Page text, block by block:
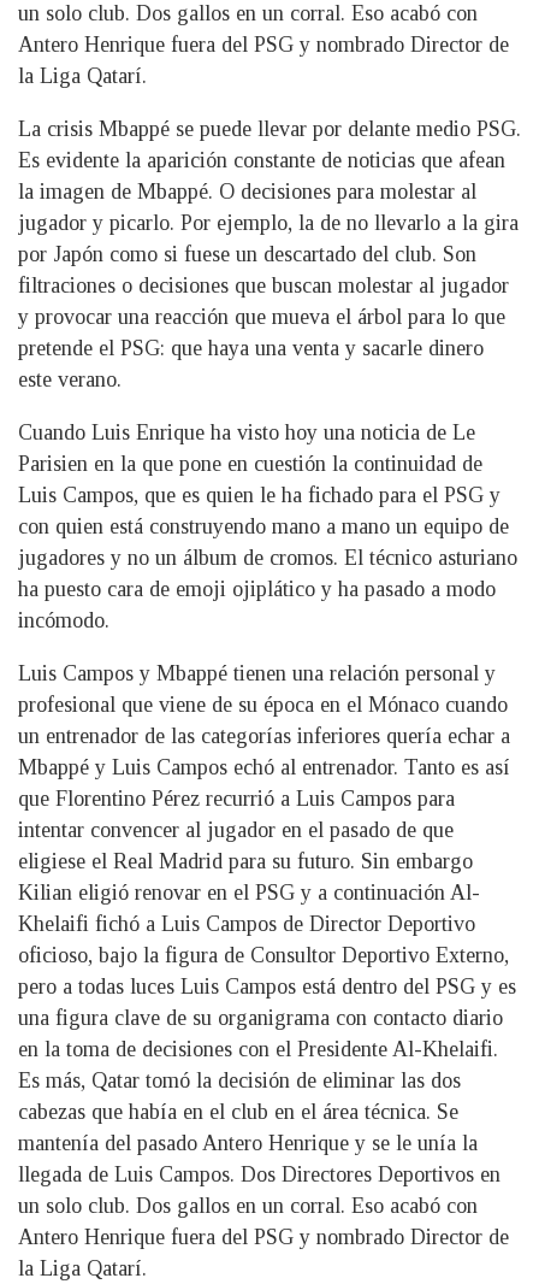
un solo club. Dos gallos en un corral. Eso acabó con
Antero Henrique fuera del PSG y nombrado Director de
la Liga Qatarí.
La crisis Mbappé se puede llevar por delante medio PSG.
Es evidente la aparición constante de noticias que afean
la imagen de Mbappé. O decisiones para molestar al
jugador y picarlo. Por ejemplo, la de no llevarlo a la gira
por Japón como si fuese un descartado del club. Son
filtraciones o decisiones que buscan molestar al jugador
y provocar una reacción que mueva el árbol para lo que
pretende el PSG: que haya una venta y sacarle dinero
este verano.
Cuando Luis Enrique ha visto hoy una noticia de Le
Parisien en la que pone en cuestión la continuidad de
Luis Campos, que es quien le ha fichado para el PSG y
con quien está construyendo mano a mano un equipo de
jugadores y no un álbum de cromos. El técnico asturiano
ha puesto cara de emoji ojiplático y ha pasado a modo
incómodo.
Luis Campos y Mbappé tienen una relación personal y
profesional que viene de su época en el Mónaco cuando
un entrenador de las categorías inferiores quería echar a
Mbappé y Luis Campos echó al entrenador. Tanto es así
que Florentino Pérez recurrió a Luis Campos para
intentar convencer al jugador en el pasado de que
eligiese el Real Madrid para su futuro. Sin embargo
Kilian eligió renovar en el PSG y a continuación Al-
Khelaifi fichó a Luis Campos de Director Deportivo
oficioso, bajo la figura de Consultor Deportivo Externo,
pero a todas luces Luis Campos está dentro del PSG y es
una figura clave de su organigrama con contacto diario
en la toma de decisiones con el Presidente Al-Khelaifi.
Es más, Qatar tomó la decisión de eliminar las dos
cabezas que había en el club en el área técnica. Se
mantenía del pasado Antero Henrique y se le unía la
llegada de Luis Campos. Dos Directores Deportivos en
un solo club. Dos gallos en un corral. Eso acabó con
Antero Henrique fuera del PSG y nombrado Director de
la Liga Qatarí.